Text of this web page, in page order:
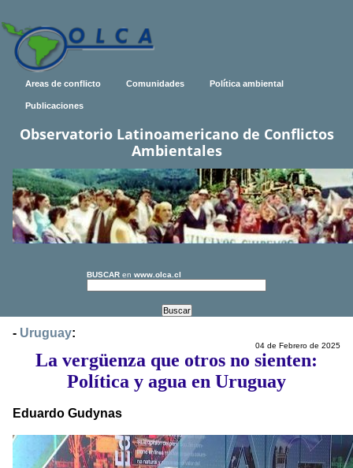
Areas de conflicto Comunidades Política ambiental
Publicaciones
Observatorio Latinoamericano de Conflictos
Ambientales
BUSCAR en www.olca.cl
- Uruguay:
04 de Febrero de 2025
La vergüenza que otros no sienten:
Política y agua en Uruguay
Eduardo Gudynas